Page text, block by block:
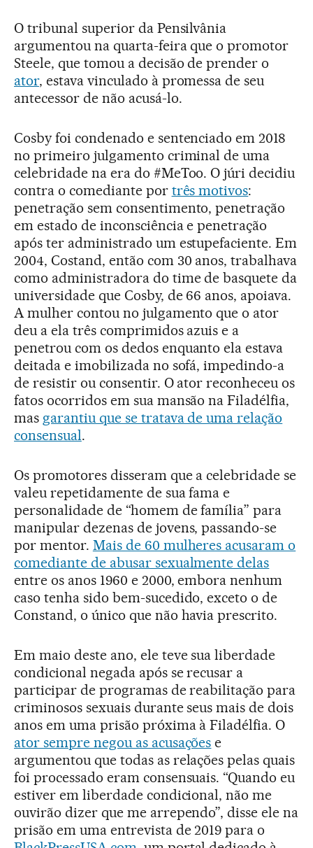
O tribunal superior da Pensilvânia
argumentou na quarta-feira que o promotor
Steele, que tomou a decisão de prender o
ator, estava vinculado à promessa de seu
antecessor de não acusá-lo.
Cosby foi condenado e sentenciado em 2018
no primeiro julgamento criminal de uma
celebridade na era do #MeToo. O júri decidiu
contra o comediante por três motivos:
penetração sem consentimento, penetração
em estado de inconsciência e penetração
após ter administrado um estupefaciente. Em
2004, Costand, então com 30 anos, trabalhava
como administradora do time de basquete da
universidade que Cosby, de 66 anos, apoiava.
A mulher contou no julgamento que o ator
deu a ela três comprimidos azuis e a
penetrou com os dedos enquanto ela estava
deitada e imobilizada no sofá, impedindo-a
de resistir ou consentir. O ator reconheceu os
fatos ocorridos em sua mansão na Filadélfia,
mas garantiu que se tratava de uma relação
consensual.
Os promotores disseram que a celebridade se
valeu repetidamente de sua fama e
personalidade de “homem de família” para
manipular dezenas de jovens, passando-se
por mentor. Mais de 60 mulheres acusaram o
comediante de abusar sexualmente delas
entre os anos 1960 e 2000, embora nenhum
caso tenha sido bem-sucedido, exceto o de
Constand, o único que não havia prescrito.
Em maio deste ano, ele teve sua liberdade
condicional negada após se recusar a
participar de programas de reabilitação para
criminosos sexuais durante seus mais de dois
anos em uma prisão próxima à Filadélfia. O
ator sempre negou as acusações e
argumentou que todas as relações pelas quais
foi processado eram consensuais. “Quando eu
estiver em liberdade condicional, não me
ouvirão dizer que me arrependo”, disse ele na
prisão em uma entrevista de 2019 para o